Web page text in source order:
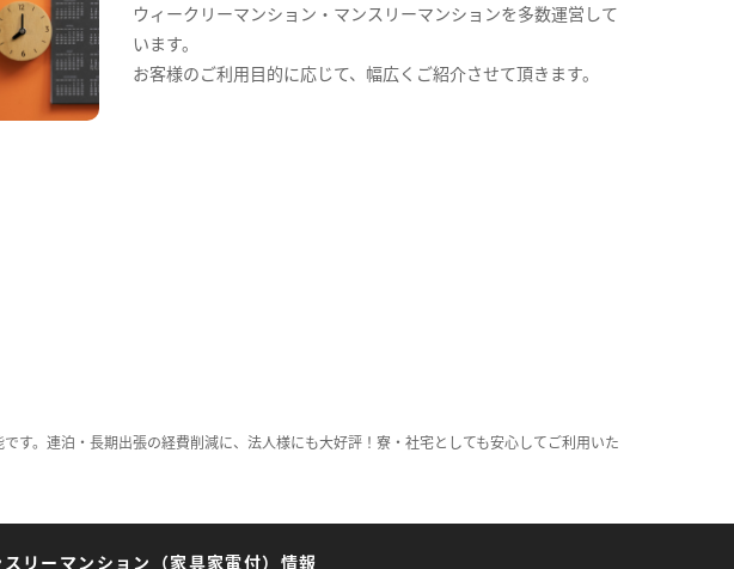
ウィークリーマンション・マンスリーマンションを多数運営して
います。
お客様のご利用目的に応じて、幅広くご紹介させて頂きます。
。連泊・長期出張の経費削減に、法人様にも大好評！寮・社宅としても安心してご利用いた
リーマンション（家具家電付）情報